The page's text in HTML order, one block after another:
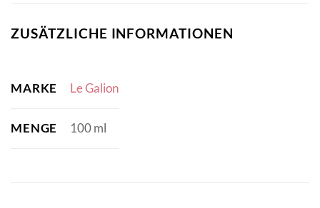
ZUSÄTZLICHE INFORMATIONEN
MARKE Le Galion
MENGE 100 ml